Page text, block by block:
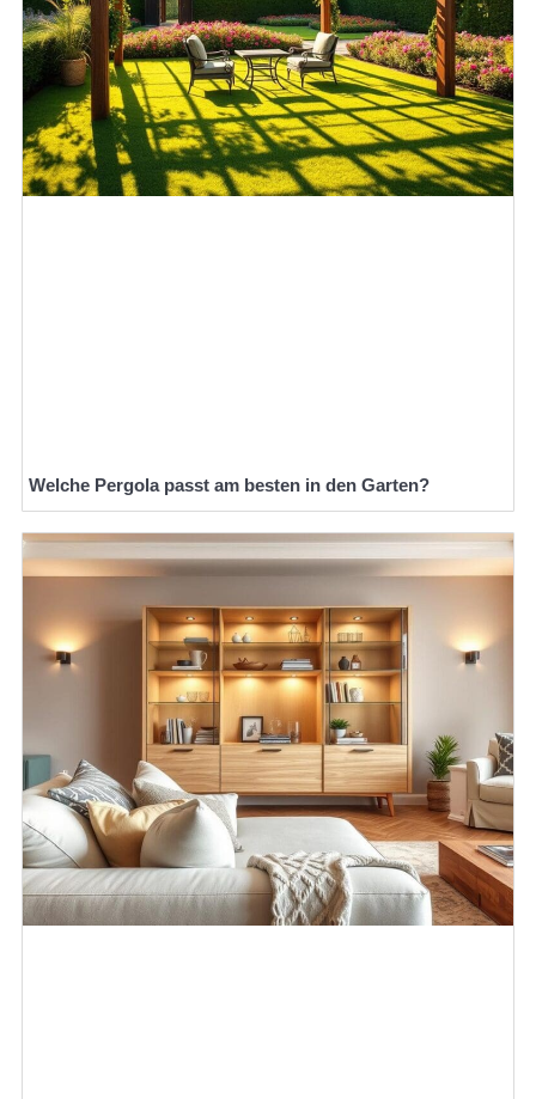
Welche Pergola passt am besten in den Garten?